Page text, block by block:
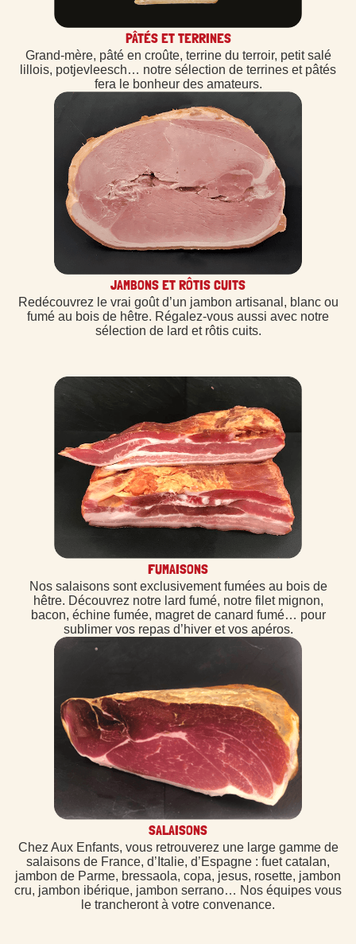
PÂTÉS ET TERRINES
Grand-mère, pâté en croûte, terrine du terroir, petit salé
lillois, potjevleesch… notre sélection de terrines et pâtés
fera le bonheur des amateurs.
JAMBONS ET RÔTIS CUITS
Redécouvrez le vrai goût d’un jambon artisanal, blanc ou
fumé au bois de hêtre. Régalez-vous aussi avec notre
sélection de lard et rôtis cuits.
FUMAISONS
Nos salaisons sont exclusivement fumées au bois de
hêtre. Découvrez notre lard fumé, notre filet mignon,
bacon, échine fumée, magret de canard fumé… pour
sublimer vos repas d’hiver et vos apéros.
SALAISONS
Chez Aux Enfants, vous retrouverez une large gamme de
salaisons de France, d’Italie, d’Espagne : fuet catalan,
jambon de Parme, bressaola, copa, jesus, rosette, jambon
cru, jambon ibérique, jambon serrano… Nos équipes vous
le trancheront à votre convenance.